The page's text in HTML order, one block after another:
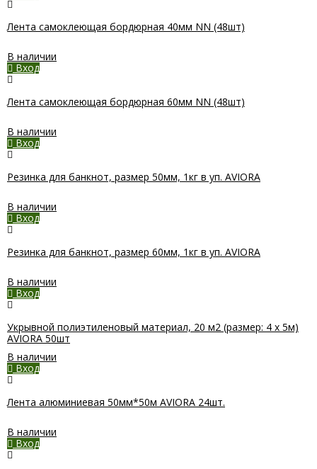
Лента самоклеющая бордюрная 40мм NN (48шт)
В наличии
Вход
Лента самоклеющая бордюрная 60мм NN (48шт)
В наличии
Вход
Резинка для банкнот, размер 50мм, 1кг в уп. AVIORA
В наличии
Вход
Резинка для банкнот, размер 60мм, 1кг в уп. AVIORA
В наличии
Вход
Укрывной полиэтиленовый материал, 20 м2 (размер: 4 х 5м)
AVIORA 50шт
В наличии
Вход
Лента алюминиевая 50мм*50м AVIORA 24шт.
В наличии
Вход